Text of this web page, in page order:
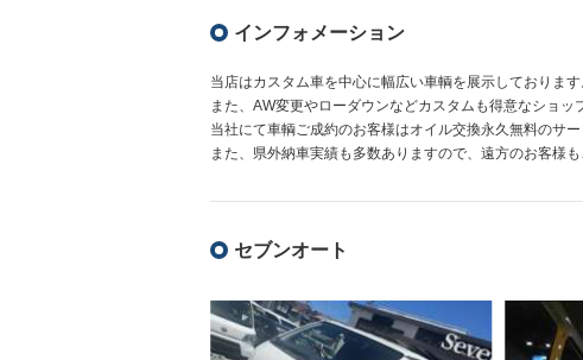
インフォメーション
当店はカスタム車を中心に幅広い車輌を展示しておりま
また、AW変更やローダウンなどカスタムも得意なショッ
当社にて車輌ご成約のお客様はオイル交換永久無料のサー
また、県外納車実績も多数ありますので、遠方のお客様も
セブンオート